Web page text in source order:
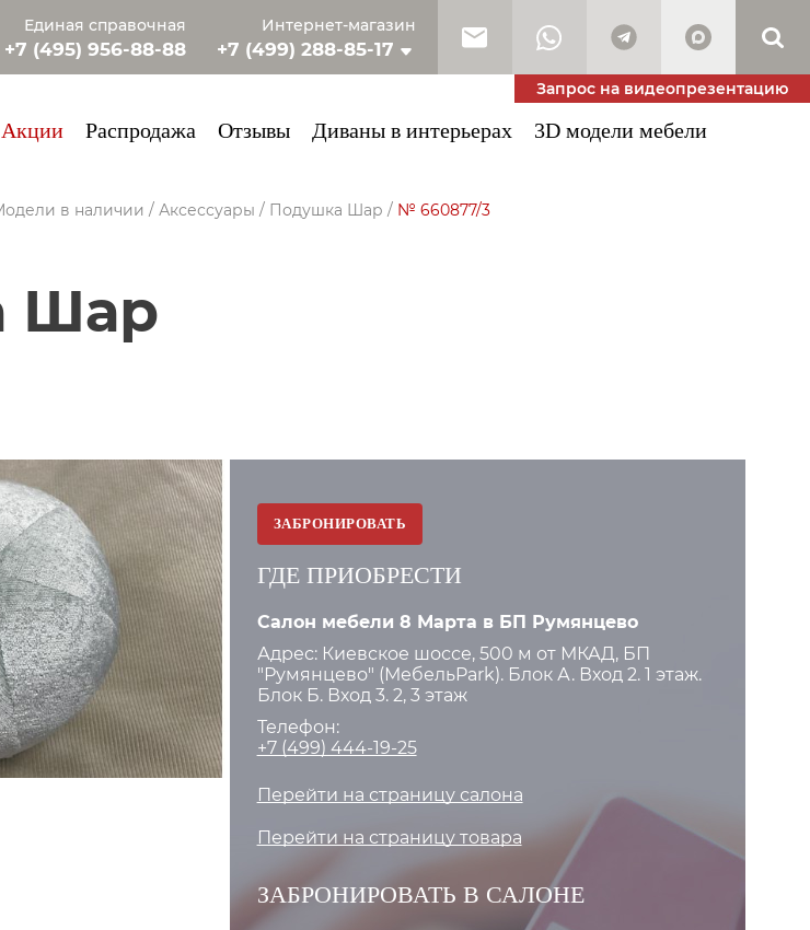
Единая справочная
+7 (495) 956-88-88
Интернет-магазин
+7 (499) 288-85-17
+7 (985) 410-53-34
Запрос на видеопрезентацию
Акции Распродажа Отзывы Диваны в интерьерах 3D модели мебели
в наличии / Аксессуары / Подушка Шар / № 660877/3
Шар
ЗАБРОНИРОВАТЬ
ГДЕ ПРИОБРЕСТИ
Салон мебели 8 Марта в БП Румянцево
Адрес: Киевское шоссе, 500 м от МКАД, БП
"Румянцево" (МебельPark). Блок А. Вход 2. 1 этаж.
Блок Б. Вход 3. 2, 3 этаж
Телефон:
+7 (499) 444-19-25
Перейти на страницу салона
Перейти на страницу товара
ЗАБРОНИРОВАТЬ В САЛОНЕ